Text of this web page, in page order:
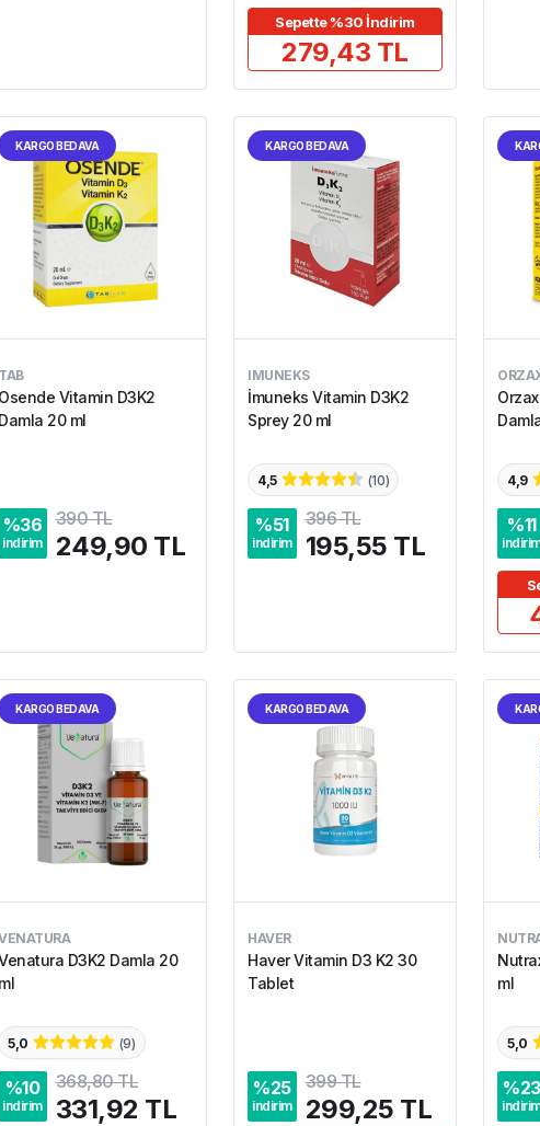
Sepette %30 İndirim
279,43 TL
KARGO BEDAVA
TAB
Osende Vitamin D3K2
Damla 20 ml
%36
indirim
390 TL
249,90 TL
KARGO BEDAVA
IMUNEKS
İmuneks Vitamin D3K2
Sprey 20 ml
4,5 (10)
%51
indirim
396 TL
195,55 TL
4,9
%11
KARGO BEDAVA
D3K2 Damla 20
ml
5,0 (9)
%10
indirim
368,80 TL
331,92 TL
KARGO BEDAVA
HAVER
Haver Vitamin D3 K2 30
Tablet
%25
indirim
399 TL
299,25 TL
ml
5,0
%23